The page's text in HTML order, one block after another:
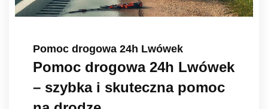
Pomoc drogowa 24h Lwówek
Pomoc drogowa 24h Lwówek
– szybka i skuteczna pomoc